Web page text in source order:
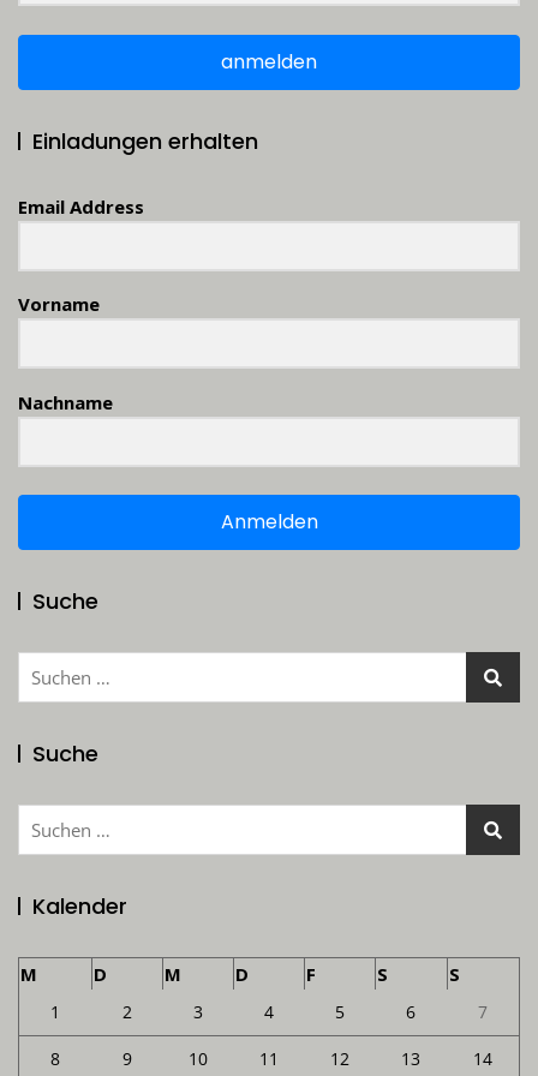
anmelden
Einladungen erhalten
Email Address
Vorname
Nachname
Anmelden
Suche
Suchen
Suche
Suchen
Kalender
M D M D F S S
1 2 3 4 5 6 7
8 9 10 11 12 13 14